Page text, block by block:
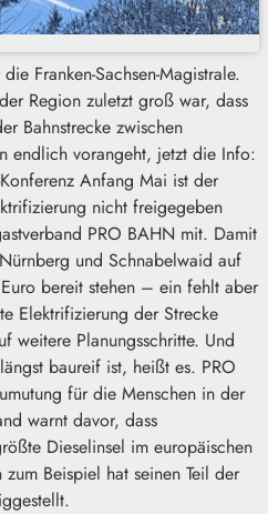
Franken-Sachsen-Magistrale.
Region zuletzt groß war, dass
Bahnstrecke zwischen
endlich vorangeht, jetzt die Info:
Anfang Mai ist der
nicht freigegeben
PRO BAHN mit. Damit
und Schnabelwaid auf
bereit stehen – ein fehlt aber
Elektrifizierung der Strecke
weitere Planungsschritte. Und
baureif ist, heißt es. PRO
für die Menschen in der
warnt davor, dass
Dieselinsel im europäischen
Beispiel hat seinen Teil der